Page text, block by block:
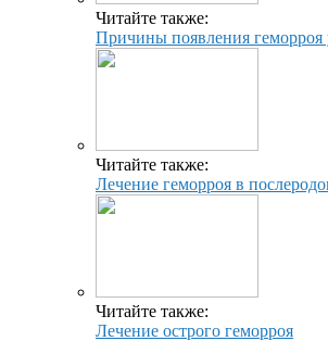
Читайте также:
Причины появления
Читайте также:
Лечение геморроя в
Читайте также:
Лечение острого геморроя